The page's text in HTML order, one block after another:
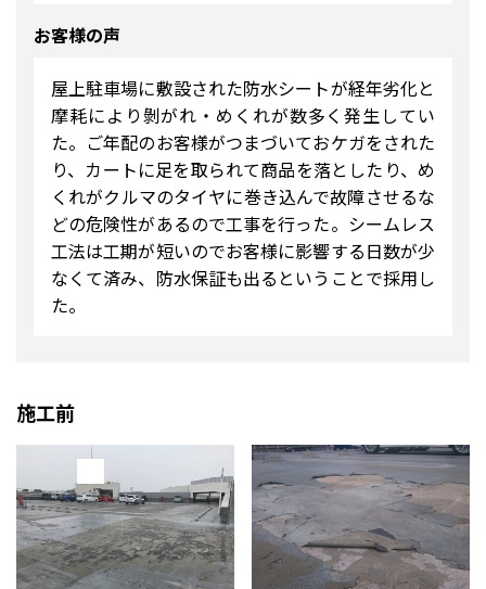
お客様の声
屋上駐車場に敷設された防水シートが経年劣化と
摩耗により剝がれ・めくれが数多く発生してい
た。ご年配のお客様がつまづいておケガをされた
り、カートに足を取られて商品を落としたり、め
くれがクルマのタイヤに巻き込んで故障させるな
どの危険性があるので工事を行った。シームレス
工法は工期が短いのでお客様に影響する日数が少
なくて済み、防水保証も出るということで採用し
た。
施工前